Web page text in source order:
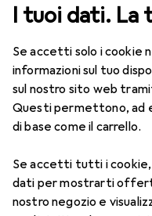
I tuoi dati. La
Se accetti solo i cookie
informazioni sul tuo
sul nostro sito web
Questi permettono, ad
di base come il carrello.
Se accetti tutti i
dati per mostrarti
nostro negozio e
Lenti a contatto Air
Air Optix più
-3, Obiettivo mensile, 6
Prezzo in EUR IVA incl.
EUR
51,63 EUR
8,60/1pz.